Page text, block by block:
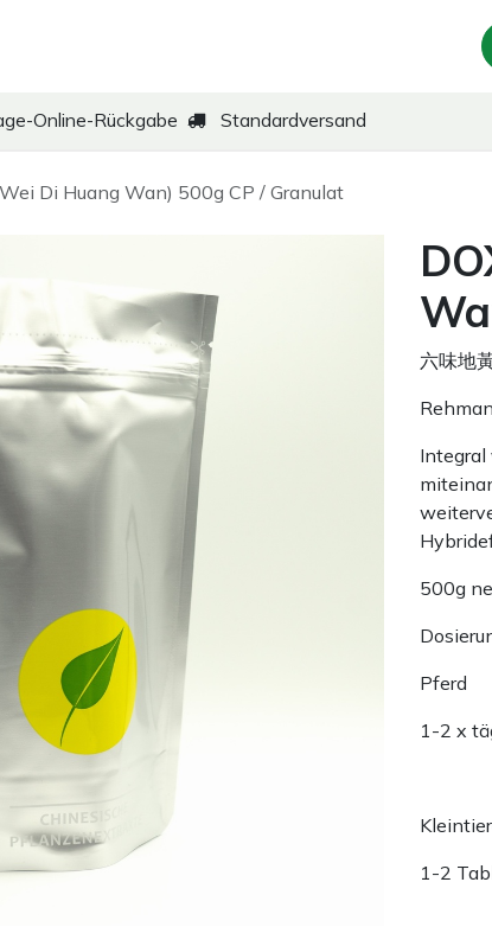
Online-Rückgabe Standardversand
Di Huang Wan) 500g CP / Granulat
六味地
500g
Pferd
1-2 x
1-2